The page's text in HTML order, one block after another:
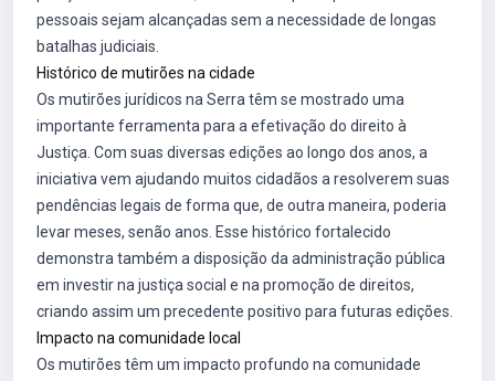
pessoais sejam alcançadas sem a necessidade de longas
batalhas judiciais.
Histórico de mutirões na cidade
Os mutirões jurídicos na Serra têm se mostrado uma
importante ferramenta para a efetivação do direito à
Justiça. Com suas diversas edições ao longo dos anos, a
iniciativa vem ajudando muitos cidadãos a resolverem suas
pendências legais de forma que, de outra maneira, poderia
levar meses, senão anos. Esse histórico fortalecido
demonstra também a disposição da administração pública
em investir na justiça social e na promoção de direitos,
criando assim um precedente positivo para futuras edições.
Impacto na comunidade local
Os mutirões têm um impacto profundo na comunidade